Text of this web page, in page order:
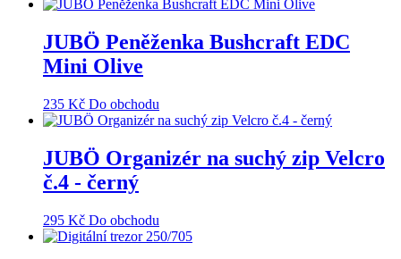
JUBÖ Peněženka Bushcraft EDC
Mini Olive
235 Kč Do obchodu
JUBÖ Organizér na suchý zip Velcro
č.4 - černý
295 Kč Do obchodu